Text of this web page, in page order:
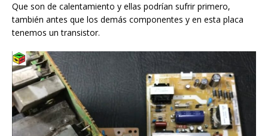
Que son de calentamiento y ellas podrían sufrir primero,
también antes que los demás componentes y en esta placa
tenemos un transistor.